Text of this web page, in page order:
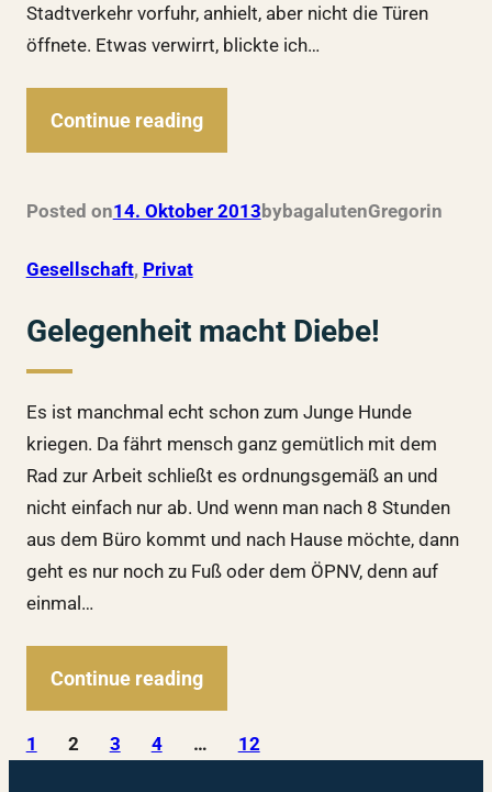
Stadtverkehr vorfuhr, anhielt, aber nicht die Türen
öffnete. Etwas verwirrt, blickte ich…
Continue reading
Posted on14. Oktober 2013 bybagalutenGregorin
Gesellschaft, Privat
Gelegenheit macht Diebe!
Es ist manchmal echt schon zum Junge Hunde
kriegen. Da fährt mensch ganz gemütlich mit dem
Rad zur Arbeit schließt es ordnungsgemäß an und
nicht einfach nur ab. Und wenn man nach 8 Stunden
aus dem Büro kommt und nach Hause möchte, dann
geht es nur noch zu Fuß oder dem ÖPNV, denn auf
einmal…
Continue reading
1 2 3 4 … 12